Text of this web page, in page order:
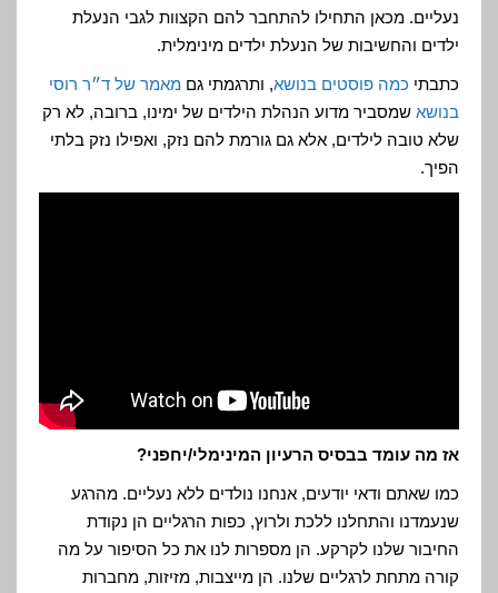
נעליים. מכאן התחילו להתחבר להם הקצוות לגבי הנעלת
ילדים והחשיבות של הנעלת ילדים מינימלית.
כתבתי כמה פוסטים בנושא, ותרגמתי גם מאמר של ד״ר רוסי
בנושא שמסביר מדוע הנהלת הילדים של ימינו, ברובה, לא רק
שלא טובה לילדים, אלא גם גורמת להם נזק, ואפילו נזק בלתי
הפיך.
אז מה עומד בבסיס הרעיון המינימלי/יחפני?
כמו שאתם ודאי יודעים, אנחנו נולדים ללא נעליים. מהרגע
שנעמדנו והתחלנו ללכת ולרוץ, כפות הרגליים הן נקודת
החיבור שלנו לקרקע. הן מספרות לנו את כל הסיפור על מה
קורה מתחת לרגליים שלנו. הן מייצבות, מזיזות, מחברות